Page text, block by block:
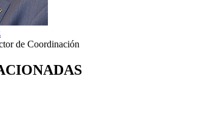
de Coordinación